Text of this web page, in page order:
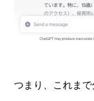
つまり、これま